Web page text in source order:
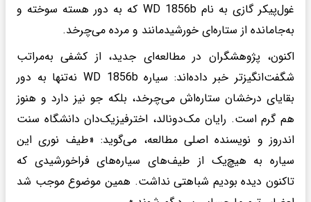
غول‌پیکر گازی به نام WD 1856b که به دور هسته سوخته و
به‌جامانده از ستاره‌ای خورشیدمانند و مرده می‌چرخد.
اکنون، پژوهشگران در مطالعه‌ای جدید، از کشفی به‌مراتب
شگفت‌انگیزتر خبر داده‌اند: سیاره WD 1856b نه‌تنها به دور
بقایای درخشان ستاره‌اش می‌چرخد، بلکه جو نیز دارد و هنوز
هم گرم است. رایان مک‌دونالد، اخترفیزیک‌دان دانشگاه سنت
اندروز و نویسنده اصلی مطالعه، می‌گوید: «طیف نوری این
سیاره به هیچ‌یک از طیف‌های سیاره‌های فراخورشیدی که
تاکنون دیده بودیم شباهتی نداشت. همین موضوع موجب شد